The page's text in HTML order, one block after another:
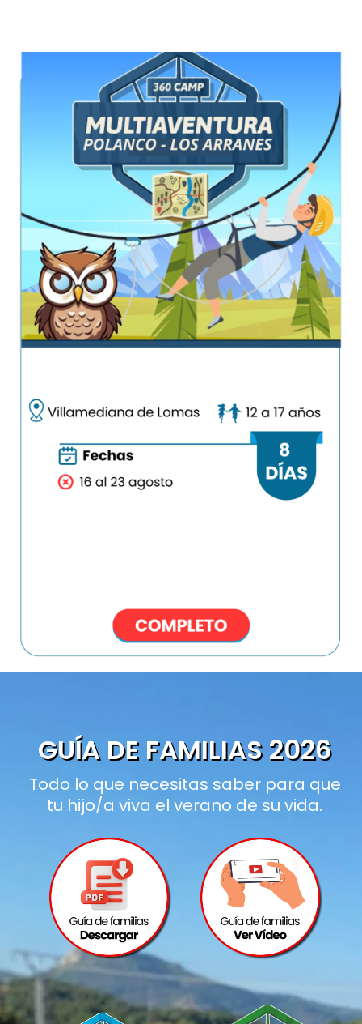
GUÍA DE FAMILIAS 2026
Todo lo que necesitas saber para que
tu hijo/a viva el verano de su vida.